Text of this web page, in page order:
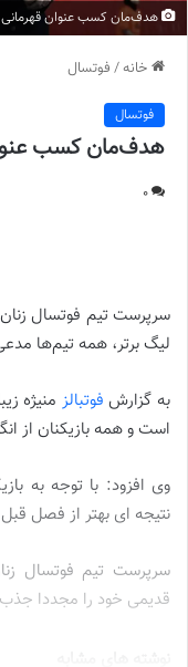
هدف‌مان کسب عنوان
خانه/ فوتسال
فوتسال
هدف‌مان کسب
0
سرپرست تیم فوتسال
لیگ برتر، همه تیم‌ها
به گزارش فوتبالز منیژه
است و همه بازیکنان از
وی افزود: با توجه به
نتیجه ای بهتر از فصل
سرپرست تیم فوتسال
قدیمی خود را مجددا جذب کردیم و تنها ۲ تا